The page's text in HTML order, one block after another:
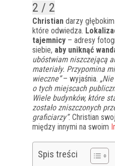
2 / 2
Christian darzy
które odwiedza.
tajemnicy – adresy
siebie, aby uniknąć
ubóstwiam niszczejącą
materiały. Przypomina
wieczne”– wyjaśnia.
o tych miejscach
Wiele budynków, które
zostało zniszczonych
graficiarzy”. Christian
między innymi na swoim
Spis treści